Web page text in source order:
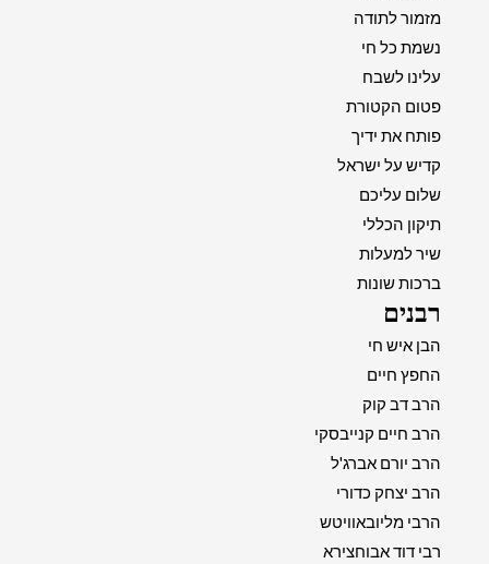
מזמור לתודה
נשמת כל חי
עלינו לשבח
פטום הקטורת
פותח את ידיך
קדיש על ישראל
שלום עליכם
תיקון הכללי
שיר למעלות
ברכות שונות
רבנים
הבן איש חי
החפץ חיים
הרב דב קוק
הרב חיים קנייבסקי
הרב יורם אברג'ל
הרב יצחק כדורי
הרבי מליובאוויטש
רבי דוד אבוחצירא